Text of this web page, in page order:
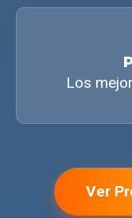
Los
Ver